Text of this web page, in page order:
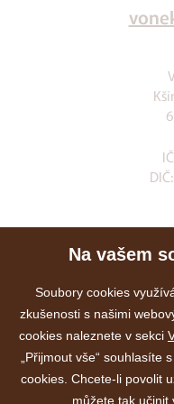
Na vašem
Soubory cookies
zkušenosti s našimi
cookies naleznete v sekci
„Přijmout vše“
cookies. Chcete-li povolit
můžete tak učinit